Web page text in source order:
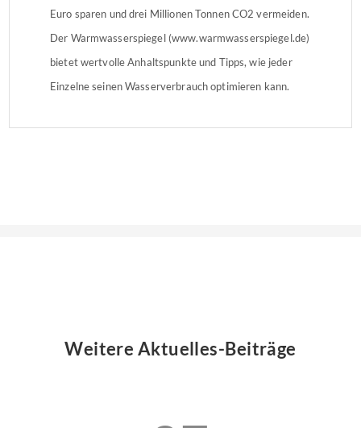
Euro sparen und drei Millionen Tonnen CO2 vermeiden.
Der Warmwasserspiegel (www.warmwasserspiegel.de)
bietet wertvolle Anhaltspunkte und Tipps, wie jeder
Einzelne seinen Wasserverbrauch optimieren kann.
Weitere Aktuelles-Beiträge